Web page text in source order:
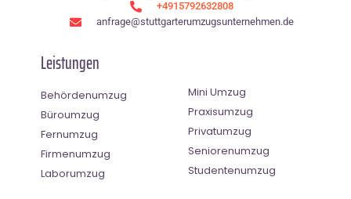
+4915792632808
anfrage@stuttgarterumzugsunternehmen.de
Leistungen
Behördenumzug
Büroumzug
Fernumzug
Firmenumzug
Laborumzug
Mini Umzug
Praxisumzug
Privatumzug
Seniorenumzug
Studentenumzug